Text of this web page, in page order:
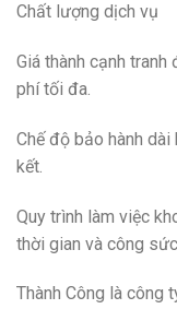
Chất lượng dịch vụ
Giá thành cạnh
phí tối đa.
Chế độ bảo hành
kết.
Quy trình làm việc
thời gian và công sức.
Thành Công là công